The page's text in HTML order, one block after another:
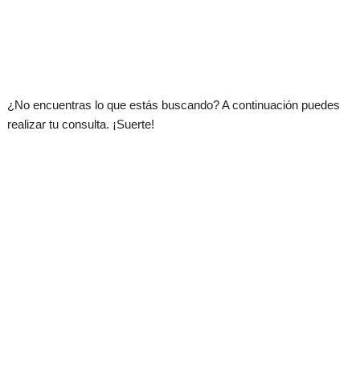
¿No encuentras lo que estás buscando? A continuación puedes
realizar tu consulta. ¡Suerte!